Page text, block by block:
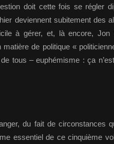
doit cette fois se régler
deviennent subitement des
à gérer, et, là encore, Jon
matière de politique «
tous – euphémisme : ça
du fait de circonstances
essentiel de ce cinquième